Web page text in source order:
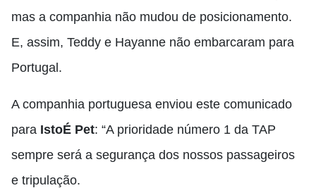
mas a companhia não mudou de posicionamento.
E, assim, Teddy e Hayanne não embarcaram para
Portugal.
A companhia portuguesa enviou este comunicado
para IstoÉ Pet: “A prioridade número 1 da TAP
sempre será a segurança dos nossos passageiros
e tripulação.